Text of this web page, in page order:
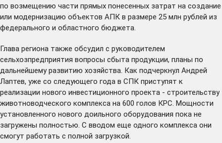
по возмещению части прямых понесенных затрат на создание
или модернизацию объектов АПК в размере 25 млн рублей из
федерального и областного бюджета.
Глава региона также обсудил с руководителем
сельхозпредприятия вопросы сбыта продукции, планы по
дальнейшему развитию хозяйства. Как подчеркнул Андрей
Лаптев, уже со следующего года в СПК приступят к
реализации нового инвестиционного проекта - строительству
животноводческого комплекса на 600 голов КРС. Мощности
установленного нового доильного оборудования пока не
загружены полностью. С вводом еще одного комплекса они
смогут работать с полной загрузкой.